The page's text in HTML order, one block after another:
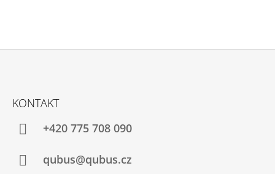
KONTAKT
+420 775 708 090
qubus@qubus.cz